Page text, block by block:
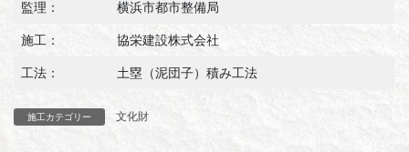
監理： 横浜市都市整備局
施工： 協栄建設株式会社
工法： 土塁（泥団子）積み工法
施工カテゴリー 文化財